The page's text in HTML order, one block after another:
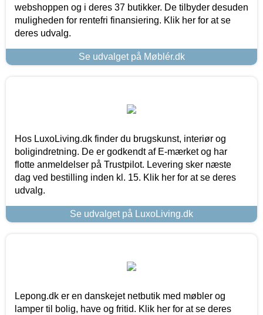
webshoppen og i deres 37 butikker. De tilbyder desuden
muligheden for rentefri finansiering. Klik her for at se
deres udvalg.
Se udvalget på Møblér.dk
Hos LuxoLiving.dk finder du brugskunst, interiør og
boligindretning. De er godkendt af E-mærket og har
flotte anmeldelser på Trustpilot. Levering sker næste
dag ved bestilling inden kl. 15. Klik her for at se deres
udvalg.
Se udvalget på LuxoLiving.dk
Lepong.dk er en danskejet netbutik med møbler og
lamper til bolig, have og fritid. Klik her for at se deres